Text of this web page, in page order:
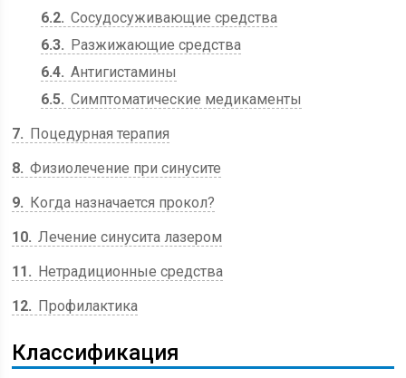
6.2 Сосудосуживающие средства
6.3
Разжижающие средства
6.4 Антигистамины
6.5 Симптоматические медикаменты
7
Поцедурная терапия
8 Физиолечение при синусите
9
Когда назначается прокол?
10 Лечение синусита лазером
11
Нетрадиционные средства
12
Профилактика
Классификация